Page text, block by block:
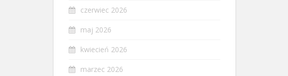
czerwiec 2026
maj 2026
kwiecień 2026
marzec 2026